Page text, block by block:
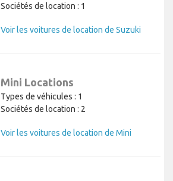
Sociétés de location : 1
Voir les voitures de location de Suzuki
Mini Locations
Types de véhicules : 1
Sociétés de location : 2
Voir les voitures de location de Mini